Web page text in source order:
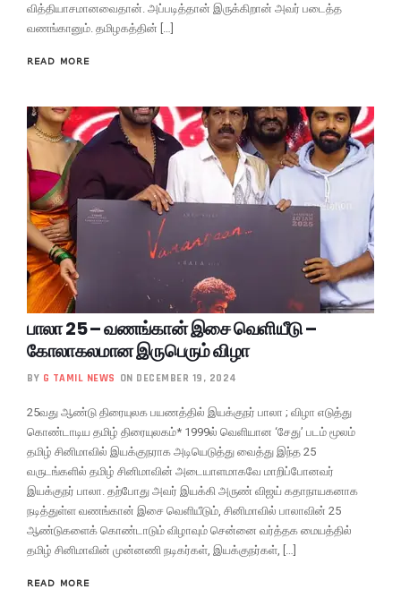
வித்தியாசமானவைதான். அப்படித்தான் இருக்கிறான் அவர் படைத்த
வணங்கானும். தமிழகத்தின் […]
READ MORE
பாலா 25 – வணங்கான் இசை வெளியீடு –
கோலாகலமான இருபெரும் விழா
BY G TAMIL NEWS ON DECEMBER 19, 2024
25வது ஆண்டு திரையுலக பயணத்தில் இயக்குநர் பாலா ; விழா எடுத்து
கொண்டாடிய தமிழ் திரையுலகம்* 1999ல் வெளியான ‘சேது’ படம் மூலம்
தமிழ் சினிமாவில் இயக்குநராக அடியெடுத்து வைத்து இந்த 25
வருடங்களில் தமிழ் சினிமாவின் அடையாளமாகவே மாறிப்போனவர்
இயக்குநர் பாலா. தற்போது அவர் இயக்கி அருண் விஜய் கதாநாயகனாக
நடித்துள்ள வணங்கான் இசை வெளியீடும், சினிமாவில் பாலாவின் 25
ஆண்டுகளைக் கொண்டாடும் விழாவும் சென்னை வர்த்தக மையத்தில்
தமிழ் சினிமாவின் முன்னணி நடிகர்கள், இயக்குநர்கள், […]
READ MORE